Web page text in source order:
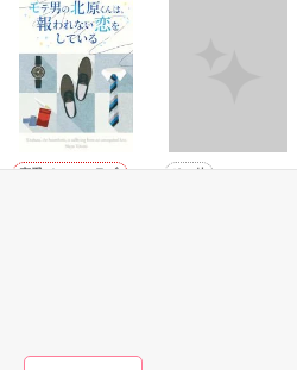
悩み傷つき　精一杯愛した人
「俺なら　亜恋を
泣かせたりしないのに…」
愛斗はまっすぐ私を見る。
恋愛(オフィスラブ) その他